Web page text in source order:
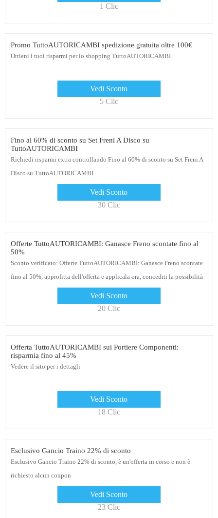
1 Clic
Promo TuttoAUTORICAMBI spedizione gratuita oltre 100€
Ottieni i tuoi risparmi per lo shopping TuttoAUTORICAMBI
Vedi Sconto
5 Clic
Fino al 60% di sconto su Set Freni A Disco su
TuttoAUTORICAMBI
Richiedi risparmi extra controllando Fino al 60% di sconto su Set Freni A
Disco su TuttoAUTORICAMBI
Vedi Sconto
30 Clic
Offerte TuttoAUTORICAMBI: Ganasce Freno scontate fino al
50%
Sconto verificato: Offerte TuttoAUTORICAMBI: Ganasce Freno scontate
fino al 50%, approfitta dell'offerta e applicala ora, concediti la possibilità
Vedi Sconto
20 Clic
Offerta TuttoAUTORICAMBI sui Portiere Componenti:
risparmia fino al 45%
Vedere il sito per i dettagli
Vedi Sconto
18 Clic
Esclusivo Gancio Traino 22% di sconto
Esclusivo Gancio Traino 22% di sconto, è un'offerta in corso e non è
richiesto alcun coupon
Vedi Sconto
23 Clic